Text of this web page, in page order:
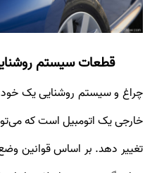
قطعات سیستم
چراغ و سیستم روشنایی یک
خارجی یک اتومبیل است که
تغییر دهد. بر اساس قوانین